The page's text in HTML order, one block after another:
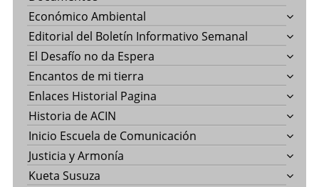
Económico Ambiental
Editorial del Boletín Informativo Semanal
El Desafío no da Espera
Encantos de mi tierra
Enlaces Historial Pagina
Historia de ACIN
Inicio Escuela de Comunicación
Justicia y Armonía
Kueta Susuza